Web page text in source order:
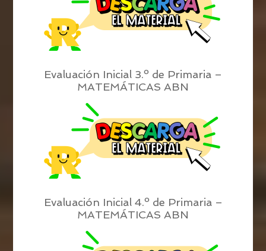
Evaluación Inicial 3.º de Primaria –
MATEMÁTICAS ABN
Evaluación Inicial 4.º de Primaria –
MATEMÁTICAS ABN